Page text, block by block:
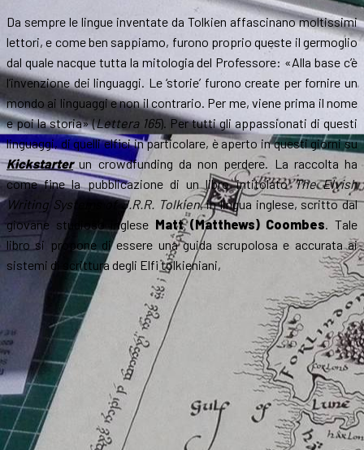
Da sempre le lingue inventate da Tolkien affascinano moltissimi
lettori, e come ben sappiamo, furono proprio queste il germoglio
dal quale nacque tutta la mitologia del Professore: «Alla base c’è
l’invenzione dei linguaggi. Le ‘storie’ furono create per fornire un
mondo ai linguaggi e non il contrario. Per me, viene prima il nome
e poi la storia» (Lettera 165). Per tutti gli appassionati di questi
linguaggi, di quelli elfici in particolare, è aperto in questi giorni su
Kickstarterun crowdfunding da non perdere. La raccolta ha
come fine la pubblicazione di un libro intitolatoThe Elvish
Writing Systems of J.R.R. Tolkien, in lingua inglese, scritto dal
giovane studioso inglese Matt (Matthews) Coombes. Tale
libro si propone di essere una guida scrupolosa e accurata ai
sistemi di scrittura degli Elfi tolkieniani,